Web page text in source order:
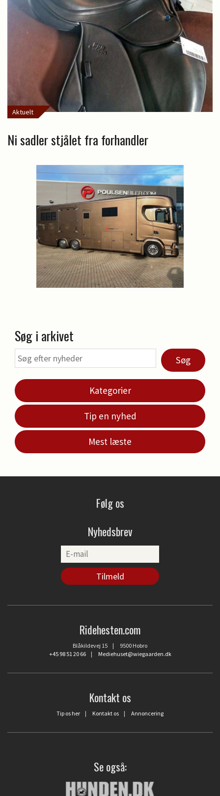
Aktuelt
Ni sadler stjålet fra forhandler
Søg i arkivet
Søg
Kategorier
Tip en nyhed
Mest læste
Følg os
Nyhedsbrev
Ridehesten.com
Blåkildevej 15 | 9500 Hobro
+45 98 51 20 66| Mediehuset@wiegaarden.dk
Kontakt os
Tip os her | Kontakt os | Annoncering
Se også: